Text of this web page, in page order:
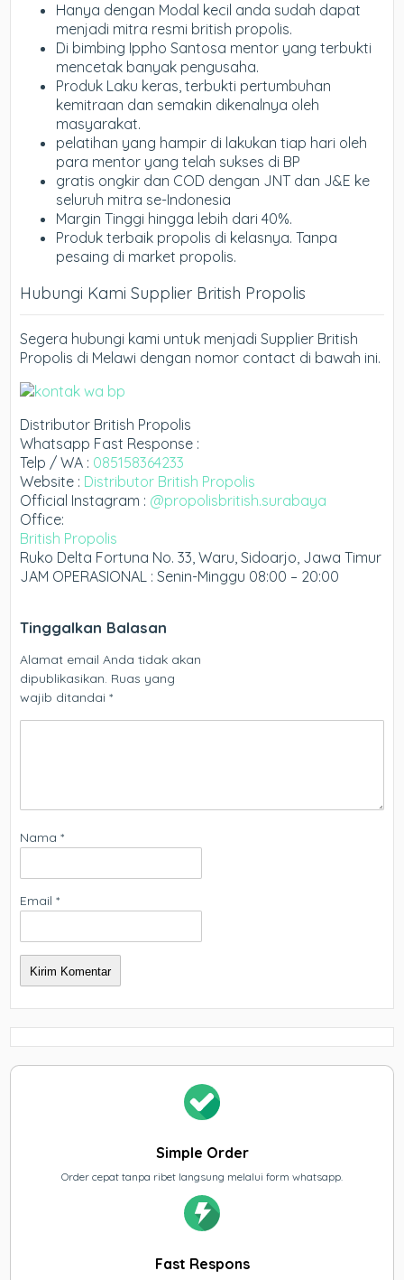
Hanya dengan Modal kecil anda sudah dapat
menjadi mitra resmi british propolis.
Di bimbing Ippho Santosa mentor yang terbukti
mencetak banyak pengusaha.
Produk Laku keras, terbukti pertumbuhan
kemitraan dan semakin dikenalnya oleh
masyarakat.
pelatihan yang hampir di lakukan tiap hari oleh
para mentor yang telah sukses di BP
gratis ongkir dan COD dengan JNT dan J&E ke
seluruh mitra se-Indonesia
Margin Tinggi hingga lebih dari 40%.
Produk terbaik propolis di kelasnya. Tanpa
pesaing di market propolis.
Hubungi Kami Supplier British Propolis
Segera hubungi kami untuk menjadi Supplier British
Propolis di Melawi dengan nomor contact di bawah ini.
Distributor British Propolis
Whatsapp Fast Response :
Telp / WA : 085158364233
Website : Distributor British Propolis
Official Instagram : @propolisbritish.surabaya
Office:
British Propolis
Ruko Delta Fortuna No. 33, Waru, Sidoarjo, Jawa Timur
JAM OPERASIONAL : Senin-Minggu 08:00 – 20:00
Tinggalkan Balasan
Alamat email Anda tidak akan
dipublikasikan. Ruas yang
wajib ditandai*
Nama*
Email*
Simple Order
Order cepat tanpa ribet langsung melalui form whatsapp.
Fast Respons